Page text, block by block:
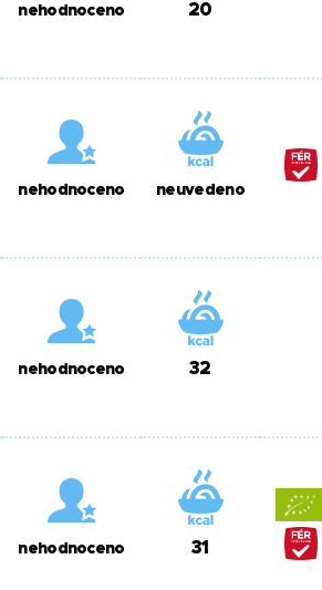
nehodnoceno 20
nehodnoceno neuvedeno
nehodnoceno 32
nehodnoceno 31